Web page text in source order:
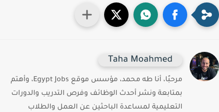
Taha Moahmed
مرحبًا، أنا طه محمد، مؤسس موقع Egypt Jobs، وأهتم
بمتابعة ونشر أحدث الوظائف وفرص التدريب والدورات
التعليمية لمساعدة الباحثين عن العمل والطلاب